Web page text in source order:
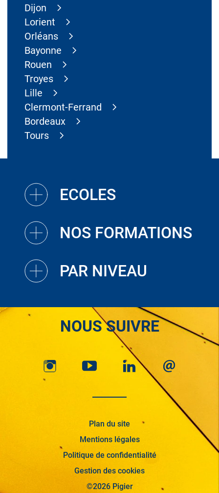
Dijon
Lorient
Orléans
Bayonne
Rouen
Troyes
Lille
Clermont-Ferrand
Bordeaux
Tours
ECOLES
NOS FORMATIONS
PAR NIVEAU
NOUS SUIVRE
Plan du site
Mentions légales
Politique de confidentialité
Gestion des cookies
©2026 Pigier